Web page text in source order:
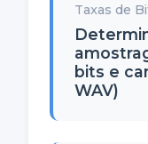
Taxas de
bits e
WAV)